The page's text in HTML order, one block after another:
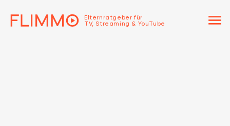
Elternratgeber für
TV, Streaming & YouTube
menu